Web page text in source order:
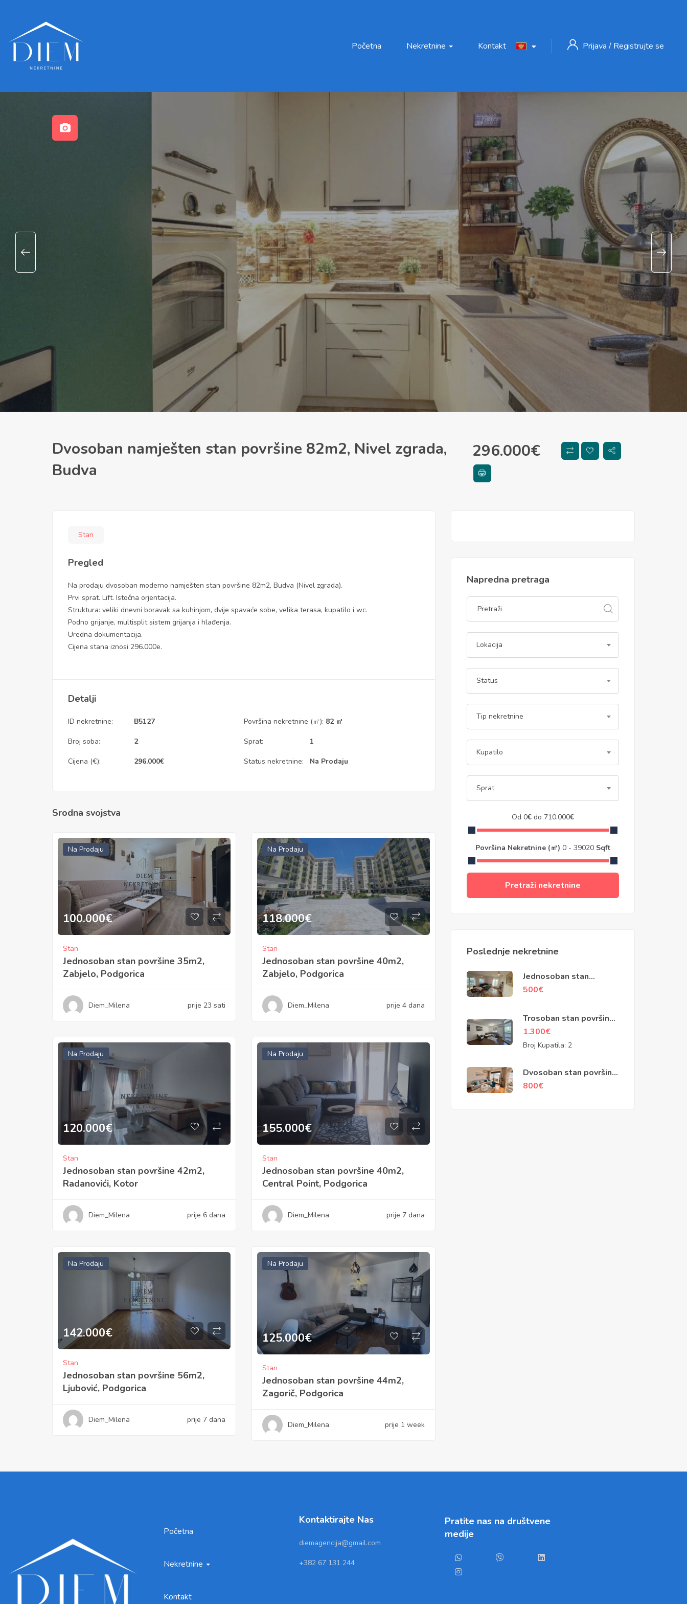
Početna Nekretnine Kontakt Prijava / Registrujte se
Dvosoban namješten stan površine 82m2, Nivel zgrada,
Budva
296.000€
Stan
Pregled
Na prodaju dvosoban moderno namješten stan površine 82m2, Budva (Nivel zgrada).
Prvi sprat. Lift. Istočna orjentacija.
Struktura: veliki dnevni boravak sa kuhinjom, dvije spavaće sobe, velika terasa, kupatilo i wc.
Podno grijanje, multisplit sistem grijanja i hlađenja.
Uredna dokumentacija.
Cijena stana iznosi 296.000e.
Detalji
ID nekretnine: B5127 Površina nekretnine (㎡): 82 ㎡
Broj soba: 2 Sprat: 1
Cijena (€): 296.000€ Status nekretnine: Na Prodaju
Srodna svojstva
Na Prodaju
100.000€
Stan
Jednosoban stan površine 35m2,
Zabjelo, Podgorica
Diem_Milena prije 23 sati
Na Prodaju
118.000€
Stan
Jednosoban stan površine 40m2,
Zabjelo, Podgorica
Diem_Milena prije 4 dana
Na Prodaju
120.000€
Stan
Jednosoban stan površine 42m2,
Radanovići, Kotor
Diem_Milena prije 6 dana
Na Prodaju
155.000€
Stan
Jednosoban stan površine 40m2,
Central Point, Podgorica
Diem_Milena prije 7 dana
Na Prodaju
142.000€
Stan
Jednosoban stan površine 56m2,
Ljubović, Podgorica
Diem_Milena prije 7 dana
Na Prodaju
125.000€
Stan
Jednosoban stan površine 44m2,
Zagorič, Podgorica
Diem_Milena prije 1 week
Napredna pretraga
Lokacija
Status
Tip nekretnine
Kupatilo
Sprat
Od 0€ do 710.000€
Površina Nekretnine (㎡) 0 - 39020 Sqft
Pretraži nekretnine
Poslednje nekretnine
Jednosoban stan
površine 45m2, zgrada
500€
Trosoban stan površine
100m2, Baku ulica,
Podgorica
1.300€
Broj Kupatila: 2
Dvosoban stan površine
70m2, Dobrota, Kotor
800€
Početna
Nekretnine
Kontakt
Kontaktirajte Nas
diemagencija@gmail.com
+382 67 131 244
Pratite nas na društvene
medije